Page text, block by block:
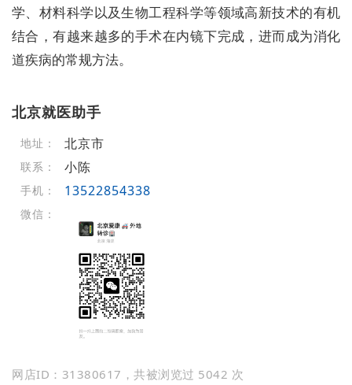
学、材料科学以及生物工程科学等领域高新技术的有机
结合，有越来越多的手术在内镜下完成，进而成为消化
道疾病的常规方法。
北京就医助手
地址： 北京市
联系： 小陈
手机： 13522854338
微信：
网店ID：31380617，共被浏览过 5042 次